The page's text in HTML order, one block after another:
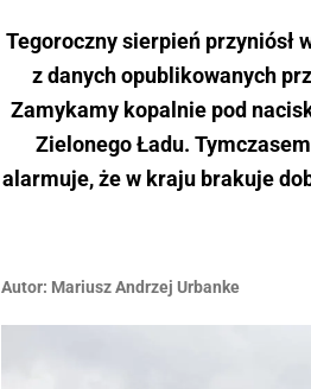
Tegoroczny sierpień przyniósł
z danych opublikowanych
Zamykamy kopalnie pod
Zielonego Ładu.
alarmuje, że w kraju brakuje
Autor: Mariusz Andrzej Urbanke